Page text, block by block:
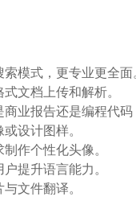
模式，更专业更全面
文档上传和解析。
业报告还是编程代码
设计图样。
作个性化头像。
提升语言能力。
文件翻译。